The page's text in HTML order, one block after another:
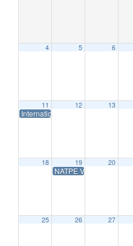
4 5 6
11
International Consumer
12 13
18 19
NATPE Virtual Miami
20
25 26 27